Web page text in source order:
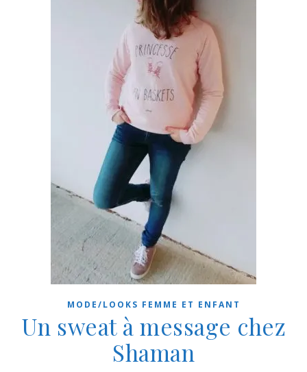
MODE/LOOKS FEMME ET ENFANT
Un sweat à message chez
Shaman